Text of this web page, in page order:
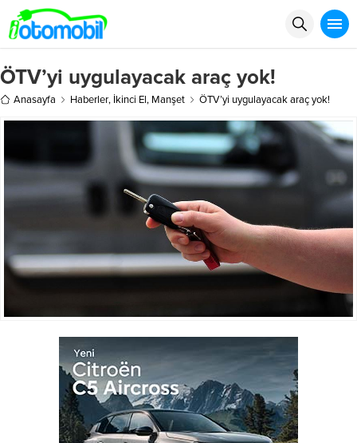
ÖTV’yi uygulayacak araç yok!
Anasayfa Haberler, İkinci El, Manşet ÖTV’yi uygulayacak araç yok!